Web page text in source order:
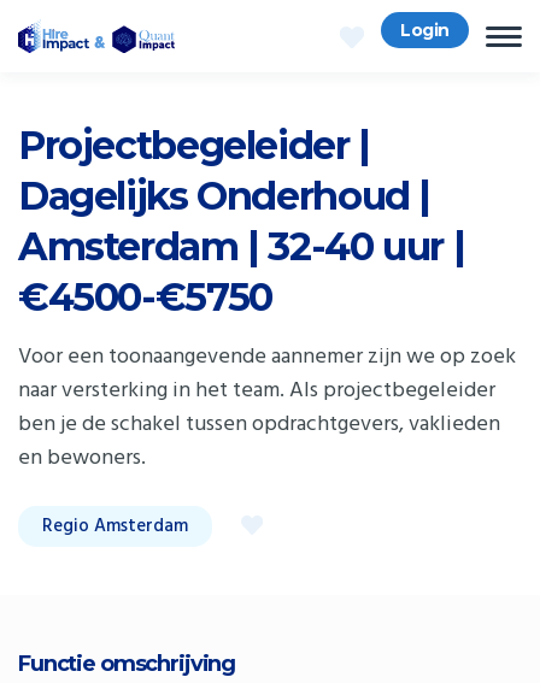
Login
Projectbegeleider |
Dagelijks Onderhoud |
Amsterdam | 32-40 uur |
€4500-€5750
Voor een toonaangevende aannemer zijn we op zoek
naar versterking in het team. Als projectbegeleider
ben je de schakel tussen opdrachtgevers, vaklieden
en bewoners.
Regio Amsterdam
Functie omschrijving